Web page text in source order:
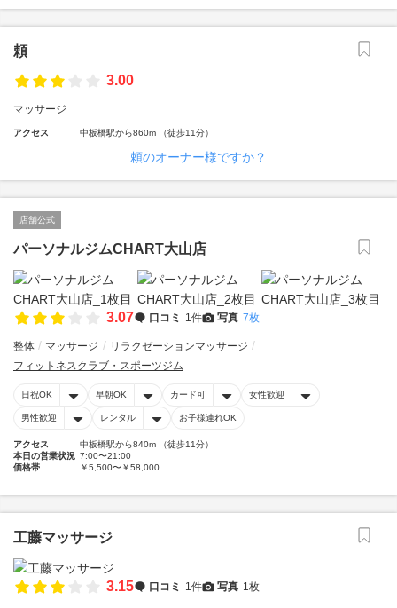
頼
3.00
マッサージ
アクセス 中板橋駅から860m （徒歩11分）
頼のオーナー様ですか？
店舗公式
パーソナルジムCHART大山店
3.07 口コミ 1件 写真 7枚
整体 マッサージ
リラクゼーションマッサージ
フィットネスクラブ・スポーツジム
日祝OK 早朝OK カード可 女性歓迎
男性歓迎 レンタル お子様連れOK
アクセス
中板橋駅から840m （徒歩11分）
本日の営業状況 7:00〜21:00
価格帯
￥5,500〜￥58,000
工藤マッサージ
3.15 口コミ 1件 写真 1枚